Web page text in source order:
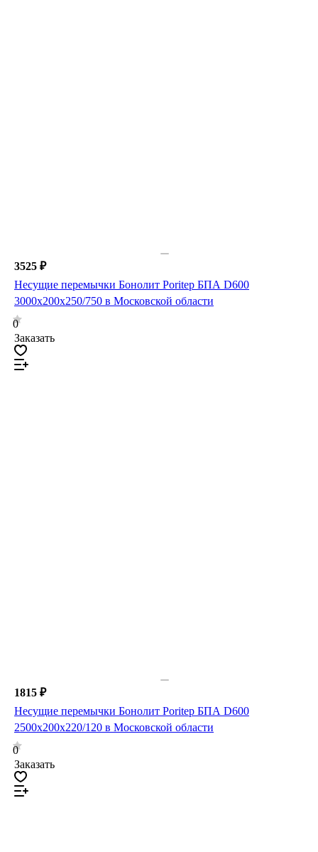
3525 ₽
Несущие перемычки Бонолит Poritep БПА D600
3000х200х250/750 в Московской области
0
Заказать
1815 ₽
Несущие перемычки Бонолит Poritep БПА D600
2500х200х220/120 в Московской области
0
Заказать